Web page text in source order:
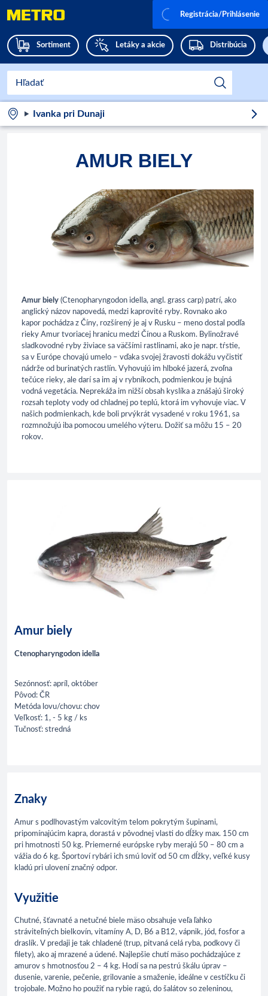
Sortiment Letáky a akcie Distribúcia
Registrácia/Prihlásenie
Ivanka pri Dunaji
AMUR BIELY
Amur biely (Ctenopharyngodon idella, angl. grass carp) patrí, ako
anglický názov napovedá, medzi kaprovité ryby. Rovnako ako
kapor pochádza z Číny, rozšírený je aj v Rusku – meno dostal podľa
rieky Amur tvoriacej hranicu medzi Čínou a Ruskom. Bylinožravé
sladkovodné ryby živiace sa väčšími rastlinami, ako je napr. tŕstie,
sa v Európe chovajú umelo – vďaka svojej žravosti dokážu vyčistiť
nádrže od burinatých rastlín. Vyhovujú im hlboké jazerá, zvoľna
tečúce rieky, ale darí sa im aj v rybníkoch, podmienkou je bujná
vodná vegetácia. Neprekáža im nižší obsah kyslíka a znášajú široký
rozsah teploty vody od chladnej po teplú, ktorá im vyhovuje viac. V
našich podmienkach, kde boli prvýkrát vysadené v roku 1961, sa
rozmnožujú iba pomocou umelého výteru. Dožiť sa môžu 15 – 20
rokov.
Amur biely
Ctenopharyngodon idella
Sezónnosť: apríl, október
Pôvod: ČR
Metóda lovu/chovu: chov
Veľkosť: 1, - 5 kg / ks
Tučnosť: stredná
Znaky
Amur s podlhovastým valcovitým telom pokrytým šupinami,
pripomínajúcim kapra, dorastá v pôvodnej vlasti do dĺžky max. 150 cm
pri hmotnosti 50 kg. Priemerné európske ryby merajú 50 – 80 cm a
vážia do 6 kg. Športoví rybári ich smú loviť od 50 cm dĺžky, veľké kusy
kladú pri ulovení značný odpor.
Využitie
Chutné, šťavnaté a netučné biele mäso obsahuje veľa ľahko
stráviteľných bielkovín, vitamíny A, D, B6 a B12, vápnik, jód, fosfor a
draslík. V predaji je tak chladené (trup, pitvaná celá ryba, podkovy či
filety), ako aj mrazené a údené. Najlepšie chutí mäso pochádzajúce z
amurov s hmotnosťou 2 – 4 kg. Hodí sa na pestrú škálu úprav –
dusenie, varenie, pečenie, grilovanie a smaženie, ideálne v cestíčku či
trojobale. Možno ho použiť na rybie ragú, do šalátov so zeleninou,